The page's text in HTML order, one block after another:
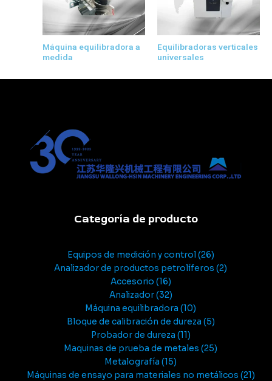
Máquina equilibradora a
medida
Equilibradoras verticales
universales
Categoría de producto
Equipos de medición y control 26
Analizador de productos petrolíferos 2
Accesorio 16
Analizador 32
Máquina equilibradora 10
Bloque de calibración de dureza 5
Probador de dureza 11
Maquinas de prueba de metales 25
Metalografía 15
Máquinas de ensayo para materiales no metálicos 21